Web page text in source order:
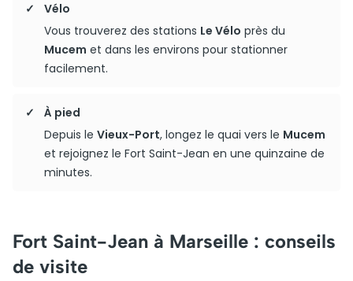
Vélo
Vous trouverez des stations Le Vélo près du
Mucem et dans les environs pour stationner
facilement.
À pied
Depuis le Vieux-Port, longez le quai vers le Mucem
et rejoignez le Fort Saint-Jean en une quinzaine de
minutes.
Fort Saint-Jean à Marseille : conseils
de visite